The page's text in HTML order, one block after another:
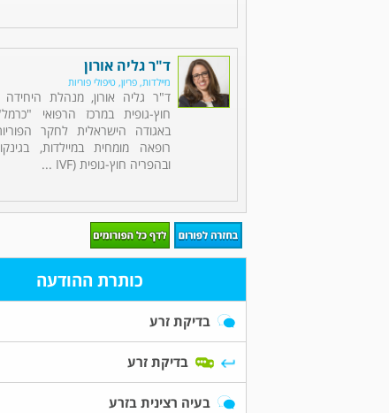
ד"ר גליה אורון
מיילדות, פריון, טיפולי פוריות
ד"ר גליה אורון, מנהלת היחידה
חוץ-גופית במרכז הרפואי
באגודה הישראלית לחקר
רופאה מומחית במיילדות,
ובהפריה חוץ-גופית (IVF ...
כותרת ההודעה
בדיקת זרע
בדיקת זרע
בעיה רצינית בזרע